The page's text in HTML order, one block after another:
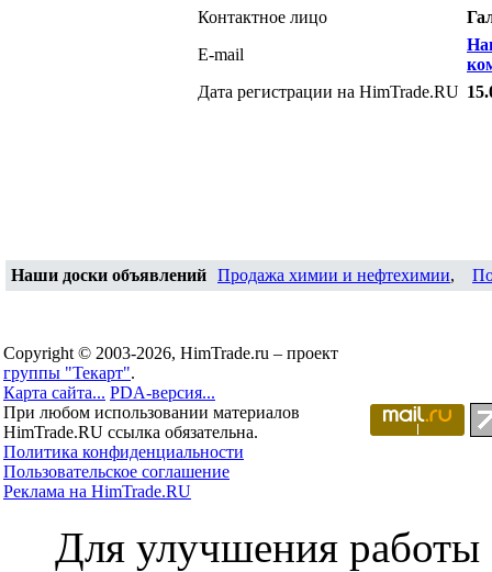
Контактное лицо
E-mail
Дата регистрации на HimTrade.RU
Наши доски объявлений Продажа химии и нефтехимии,
Copyright © 2003-2026, HimTrade.ru – проект
группы "Текарт".
Карта сайта... PDA-версия...
При любом использовании материалов
HimTrade.RU ссылка обязательна.
Политика конфиденциальности
Пользовательское соглашение
Реклама на HimTrade.RU
Для улучшения работы